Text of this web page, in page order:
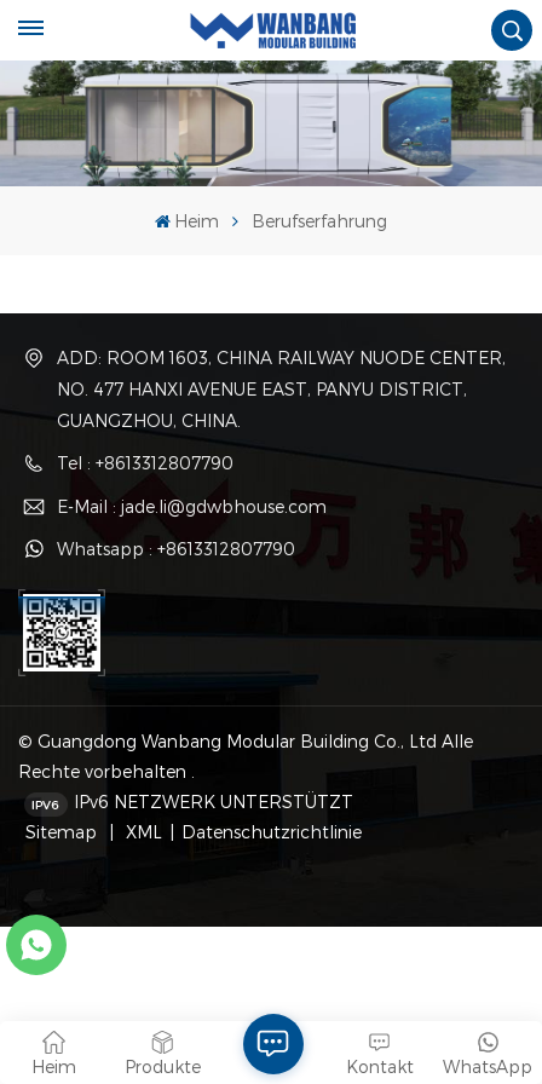
Heim Berufserfahrung
ADD: ROOM 1603, CHINA RAILWAY NUODE CENTER,
NO. 477 HANXI AVENUE EAST, PANYU DISTRICT,
GUANGZHOU, CHINA.
Tel : +8613312807790
E-Mail : jade.li@gdwbhouse.com
Whatsapp : +8613312807790
© Guangdong Wanbang Modular Building Co., Ltd Alle
Rechte vorbehalten .
IPv6 NETZWERK UNTERSTÜTZT
Sitemap
XML Datenschutzrichtlinie
Heim Produkte WhatsApp
Kontakt